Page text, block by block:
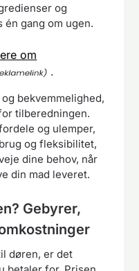
og
gang om ugen.
om
.
bekvemmelighed,
tilberedningen.
og ulemper,
og fleksibilitet,
dine behov, når
din mad leveret.
Gebyrer,
døren, er det